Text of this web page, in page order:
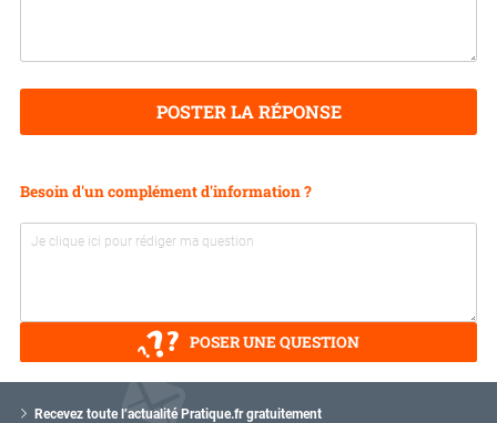
POSTER LA RÉPONSE
Besoin d'un complément d'information ?
POSER UNE QUESTION
Recevez toute l’actualité Pratique.fr gratuitement
o